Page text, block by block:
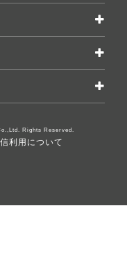
Rights Reserved.
利用について